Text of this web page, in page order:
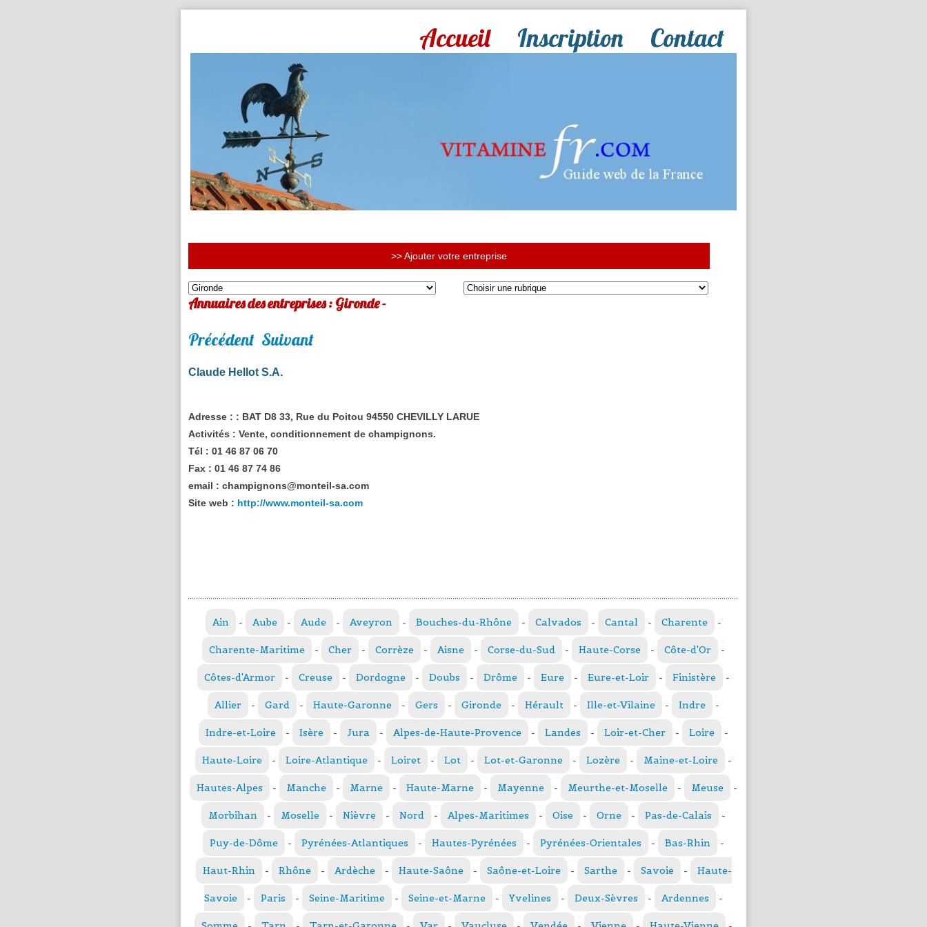
Accueil Inscription Contact
>> Ajouter votre entreprise
Annuaires des entreprises : Gironde -
Précédent Suivant
Claude Hellot S.A.
Adresse : : BAT D8 33, Rue du Poitou 94550 CHEVILLY LARUE
Activités : Vente, conditionnement de champignons.
Tél : 01 46 87 06 70
Fax : 01 46 87 74 86
email : champignons@monteil-sa.com
Site web : http://www.monteil-sa.com
Ain - Aube - Aude - Aveyron - Bouches-du-Rhône - Calvados - Cantal - Charente -
Charente-Maritime - Cher - Corrèze - Aisne - Corse-du-Sud - Haute-Corse - Côte-d'Or -
Côtes-d'Armor - Creuse - Dordogne - Doubs - Drôme - Eure - Eure-et-Loir - Finistère -
Allier - Gard - Haute-Garonne - Gers - Gironde - Hérault - Ille-et-Vilaine - Indre -
Indre-et-Loire - Isère - Jura - Alpes-de-Haute-Provence - Landes - Loir-et-Cher - Loire -
Haute-Loire - Loire-Atlantique - Loiret - Lot - Lot-et-Garonne - Lozère - Maine-et-Loire -
Hautes-Alpes - Manche - Marne - Haute-Marne - Mayenne - Meurthe-et-Moselle - Meuse -
Morbihan - Moselle - Nièvre - Nord - Alpes-Maritimes - Oise - Orne - Pas-de-Calais -
Puy-de-Dôme - Pyrénées-Atlantiques - Hautes-Pyrénées - Pyrénées-Orientales - Bas-Rhin -
Haut-Rhin - Rhône - Ardèche - Haute-Saône - Saône-et-Loire - Sarthe - Savoie - Haute-
Savoie - Paris - Seine-Maritime - Seine-et-Marne - Yvelines - Deux-Sèvres - Ardennes -